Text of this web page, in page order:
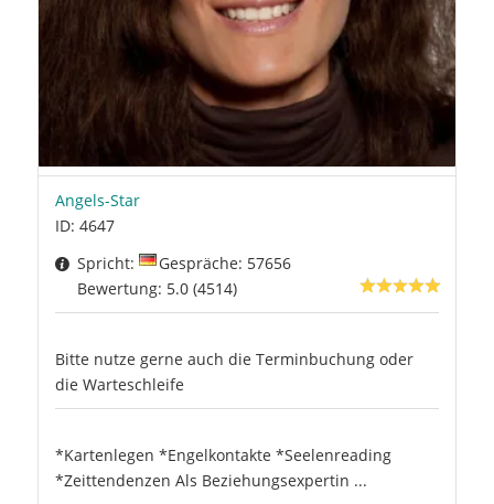
Angels-Star
ID: 4647
Spricht:
Gespräche: 57656
Bewertung: 5.0 (4514)
Bitte nutze gerne auch die Terminbuchung oder
die Warteschleife
*Kartenlegen *Engelkontakte *Seelenreading
*Zeittendenzen Als Beziehungsexpertin ...